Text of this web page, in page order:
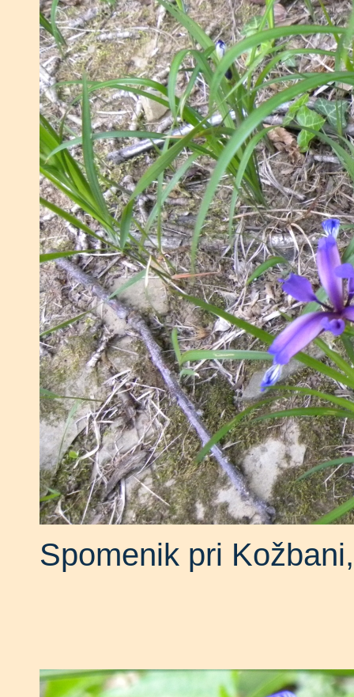
Spomenik pri